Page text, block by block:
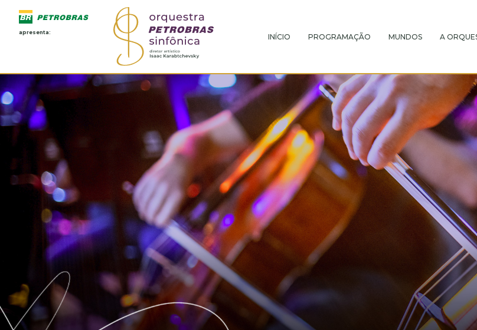
apresenta:
INÍCIO PROGRAMAÇÃO MUNDOS A